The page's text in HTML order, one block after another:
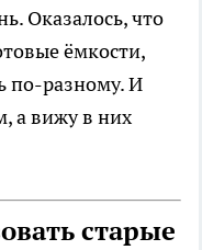
Оказалось, что
ёмкости,
по-разному. И
а вижу в них
старые